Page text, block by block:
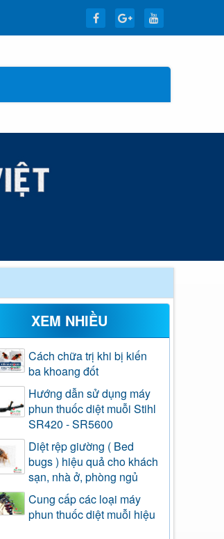
XEM NHIỀU
Cách chữa trị khi bị kiến
ba khoang đốt
Hướng dẫn sử dụng máy
phun thuốc diệt muỗi Stihl
SR420 - SR5600
Diệt rệp giường ( Bed
bugs ) hiệu quả cho khách
sạn, nhà ở, phòng ngủ
Cung cấp các loại máy
phun thuốc diệt muỗi hiệu